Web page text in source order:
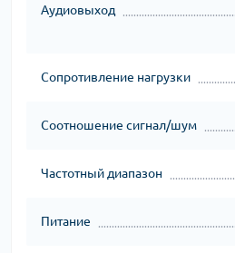
Аудиовыход
Сопротивление нагрузки
Соотношение сигнал/шум
Частотный диапазон
Питание